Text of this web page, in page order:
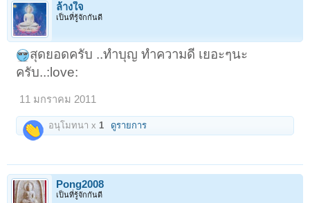
ล้างใจ
เป็นที่รู้จักกันดี
สุดยอดครับ ..ทำบุญ ทำความดี เยอะๆนะ
ครับ..:love:
11 มกราคม 2011
อนุโมทนา x 1 ดูรายการ
Pong2008
เป็นที่รู้จักกันดี